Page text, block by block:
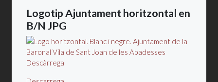
Logotip Ajuntament horitzontal en
B/N JPG